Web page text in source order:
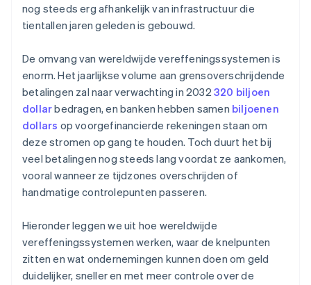
nog steeds erg afhankelijk van infrastructuur die
tientallen jaren geleden is gebouwd.
De omvang van wereldwijde vereffeningssystemen is
enorm. Het jaarlijkse volume aan grensoverschrijdende
betalingen zal naar verwachting in 2032 320 biljoen
dollarbedragen, en banken hebben samen biljoenen
dollars op voorgefinancierde rekeningen staan om
deze stromen op gang te houden. Toch duurt het bij
veel betalingen nog steeds lang voordat ze aankomen,
vooral wanneer ze tijdzones overschrijden of
handmatige controlepunten passeren.
Hieronder leggen we uit hoe wereldwijde
vereffeningssystemen werken, waar de knelpunten
zitten en wat ondernemingen kunnen doen om geld
duidelijker, sneller en met meer controle over de